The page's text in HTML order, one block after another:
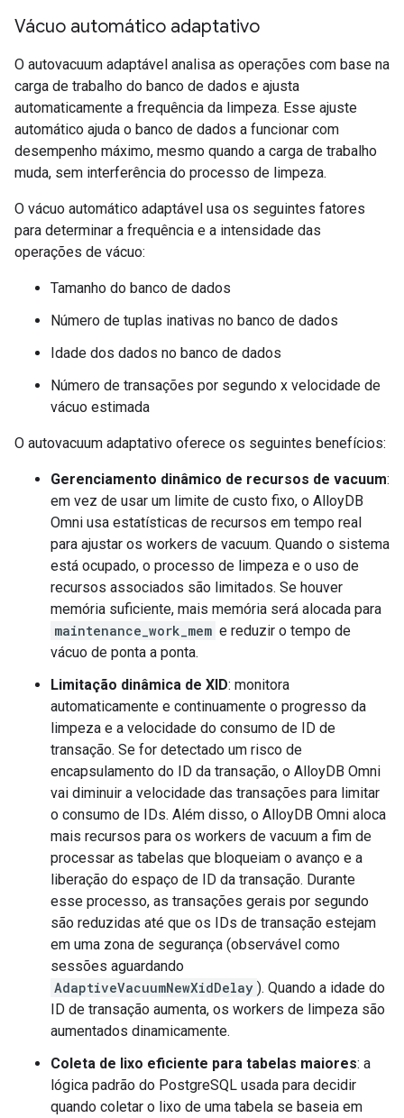
Vácuo automático adaptativo
O autovacuum adaptável analisa as operações com base na
carga de trabalho do banco de dados e ajusta
automaticamente a frequência da limpeza. Esse ajuste
automático ajuda o banco de dados a funcionar com
desempenho máximo, mesmo quando a carga de trabalho
muda, sem interferência do processo de limpeza.
O vácuo automático adaptável usa os seguintes fatores
para determinar a frequência e a intensidade das
operações de vácuo:
Tamanho do banco de dados
Número de tuplas inativas no banco de dados
Idade dos dados no banco de dados
Número de transações por segundo x velocidade de
vácuo estimada
O autovacuum adaptativo oferece os seguintes benefícios:
Gerenciamento dinâmico de recursos de vacuum:
em vez de usar um limite de custo fixo, o AlloyDB
Omni usa estatísticas de recursos em tempo real
para ajustar os workers de vacuum. Quando o sistema
está ocupado, o processo de limpeza e o uso de
recursos associados são limitados. Se houver
memória suficiente, mais memória será alocada para
maintenance_work_mem e reduzir o tempo de
vácuo de ponta a ponta.
Limitação dinâmica de XID: monitora
automaticamente e continuamente o progresso da
limpeza e a velocidade do consumo de ID de
transação. Se for detectado um risco de
encapsulamento do ID da transação, o AlloyDB Omni
vai diminuir a velocidade das transações para limitar
o consumo de IDs. Além disso, o AlloyDB Omni aloca
mais recursos para os workers de vacuum a fim de
processar as tabelas que bloqueiam o avanço e a
liberação do espaço de ID da transação. Durante
esse processo, as transações gerais por segundo
são reduzidas até que os IDs de transação estejam
em uma zona de segurança (observável como
sessões aguardando
AdaptiveVacuumNewXidDelay ). Quando a idade do
ID de transação aumenta, os workers de limpeza são
aumentados dinamicamente.
Coleta de lixo eficiente para tabelas maiores: a
lógica padrão do PostgreSQL usada para decidir
quando coletar o lixo de uma tabela se baseia em